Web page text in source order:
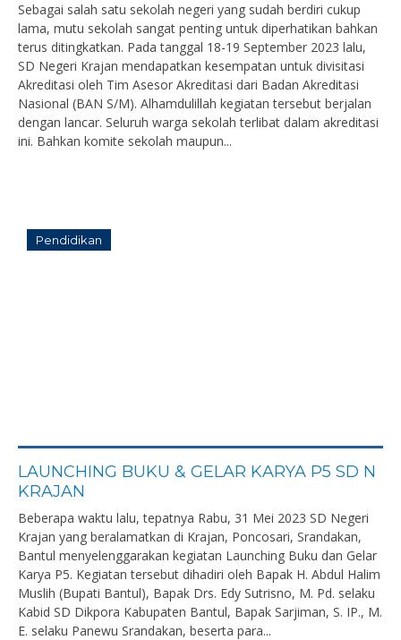
Sebagai salah satu sekolah negeri yang sudah berdiri cukup
lama, mutu sekolah sangat penting untuk diperhatikan bahkan
terus ditingkatkan. Pada tanggal 18-19 September 2023 lalu,
SD Negeri Krajan mendapatkan kesempatan untuk divisitasi
Akreditasi oleh Tim Asesor Akreditasi dari Badan Akreditasi
Nasional (BAN S/M). Alhamdulillah kegiatan tersebut berjalan
dengan lancar. Seluruh warga sekolah terlibat dalam akreditasi
ini. Bahkan komite sekolah maupun...
Pendidikan
LAUNCHING BUKU & GELAR KARYA P5 SD N
KRAJAN
Beberapa waktu lalu, tepatnya Rabu, 31 Mei 2023 SD Negeri
Krajan yang beralamatkan di Krajan, Poncosari, Srandakan,
Bantul menyelenggarakan kegiatan Launching Buku dan Gelar
Karya P5. Kegiatan tersebut dihadiri oleh Bapak H. Abdul Halim
Muslih (Bupati Bantul), Bapak Drs. Edy Sutrisno, M. Pd. selaku
Kabid SD Dikpora Kabupaten Bantul, Bapak Sarjiman, S. IP., M.
E. selaku Panewu Srandakan, beserta para...